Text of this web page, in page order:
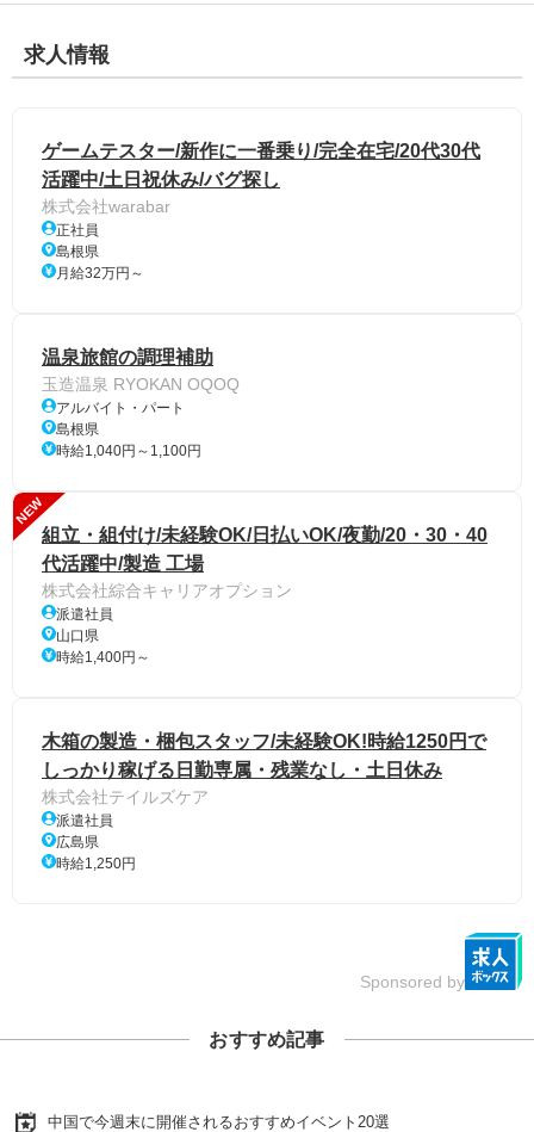
求人情報
ゲームテスター/新作に一番乗り/完全在宅/20代30代
活躍中/土日祝休み/バグ探し
株式会社warabar
正社員
島根県
月給32万円～
温泉旅館の調理補助
玉造温泉 RYOKAN OQOQ
アルバイト・パート
島根県
時給1,040円～1,100円
NEW
組立・組付け/未経験OK/日払いOK/夜勤/20・30・40
代活躍中/製造 工場
株式会社綜合キャリアオプション
派遣社員
山口県
時給1,400円～
木箱の製造・梱包スタッフ/未経験OK!時給1250円で
しっかり稼げる日勤専属・残業なし・土日休み
株式会社テイルズケア
派遣社員
広島県
時給1,250円
Sponsored by
おすすめ記事
中国で今週末に開催されるおすすめイベント20選